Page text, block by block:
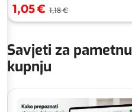
1,05 € 1,18 €
Savjeti za pametnu
kupnju